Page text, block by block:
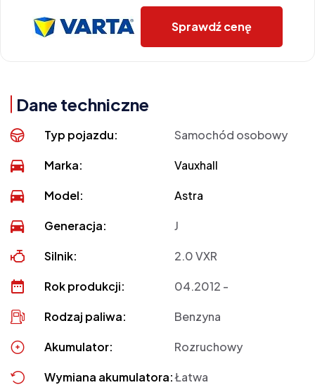
Sprawdź cenę
Dane techniczne
Typ pojazdu: Samochód osobowy
Marka: Vauxhall
Model: Astra
Generacja: J
Silnik: 2.0 VXR
Rok produkcji: 04.2012 -
Rodzaj paliwa: Benzyna
Akumulator: Rozruchowy
Wymiana akumulatora:Łatwa